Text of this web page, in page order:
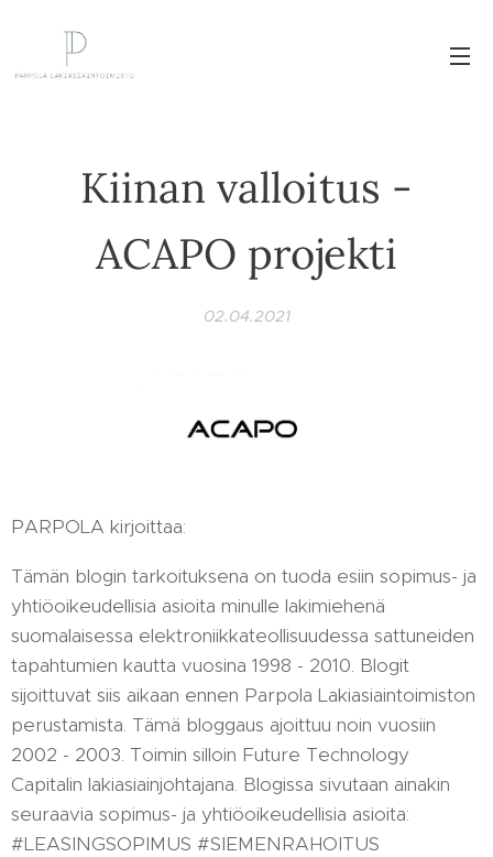
Kiinan valloitus -
ACAPO projekti
02.04.2021
PARPOLA kirjoittaa:
Tämän blogin tarkoituksena on tuoda esiin sopimus- ja
yhtiöoikeudellisia asioita minulle lakimiehenä
suomalaisessa elektroniikkateollisuudessa sattuneiden
tapahtumien kautta vuosina 1998 - 2010. Blogit
sijoittuvat siis aikaan ennen Parpola Lakiasiaintoimiston
perustamista. Tämä bloggaus ajoittuu noin vuosiin
2002 - 2003. Toimin silloin Future Technology
Capitalin lakiasiainjohtajana. Blogissa sivutaan ainakin
seuraavia sopimus- ja yhtiöoikeudellisia asioita:
#LEASINGSOPIMUS #SIEMENRAHOITUS